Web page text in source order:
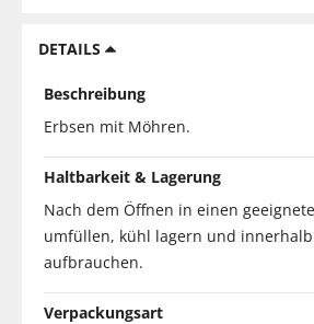
DETAILS
Beschreibung
Erbsen mit Möhren.
Haltbarkeit & Lagerung
Nach dem Öffnen in einen
umfüllen, kühl lagern und innerhalb
aufbrauchen.
Verpackungsart